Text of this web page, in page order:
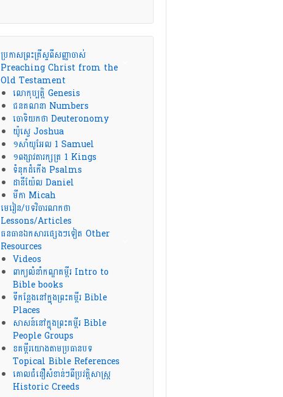
ប្រកាសព្រះគ្រីស្ទពីសញ្ញាចាស់
Preaching Christ from the
Old Testament
លោកុប្បត្តិ Genesis
ជនគណនា Numbers
ចោទិយកថា Deuteronomy
យ៉ូស្វេ Joshua
១សាំយូអែល 1 Samuel
១ពង្សាវតារក្សត្រ 1 Kings
ទំនុកដំកើង Psalms
ដានីយ៉ែល Daniel
មីកា Micah
មេរៀន/បទវិចារណកថា
Lessons/Articles
ធនធានឯកសារផ្សេងៗទៀត Other
Resources
Videos
ពាក្យលំនាំកណ្ឌគម្ពីរ Intro to
Bible books
ទីកន្លែងនៅក្នុងព្រះគម្ពីរ Bible
Places
សាសន៍នៅក្នុងព្រះគម្ពីរ Bible
People Groups
ខគម្ពីរយោងតាមប្រធានបទ
Topical Bible References
គោលជំនឿសំខាន់ៗពីប្រវត្តិសាស្ត្រ
Historic Creeds